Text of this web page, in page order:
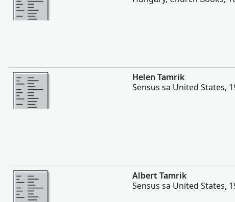
Dugang pa
Helen Tamrik
Sensus sa United States,
Dugang pa
Albert Tamrik
Sensus sa United States,